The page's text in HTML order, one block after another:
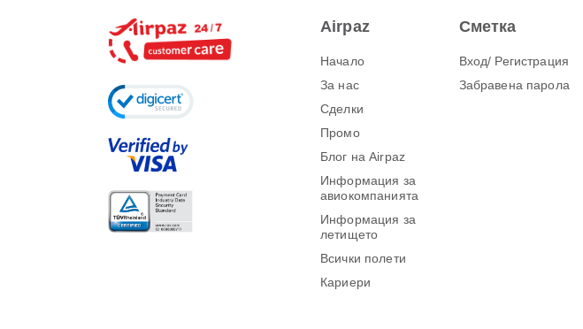
Airpaz
Начало
За нас
Сделки
Промо
Блог на Airpaz
Информация за
авиокомпанията
Информация за
летището
Всички полети
Кариери
Сметка
Вход/ Регистрация
Забравена парола